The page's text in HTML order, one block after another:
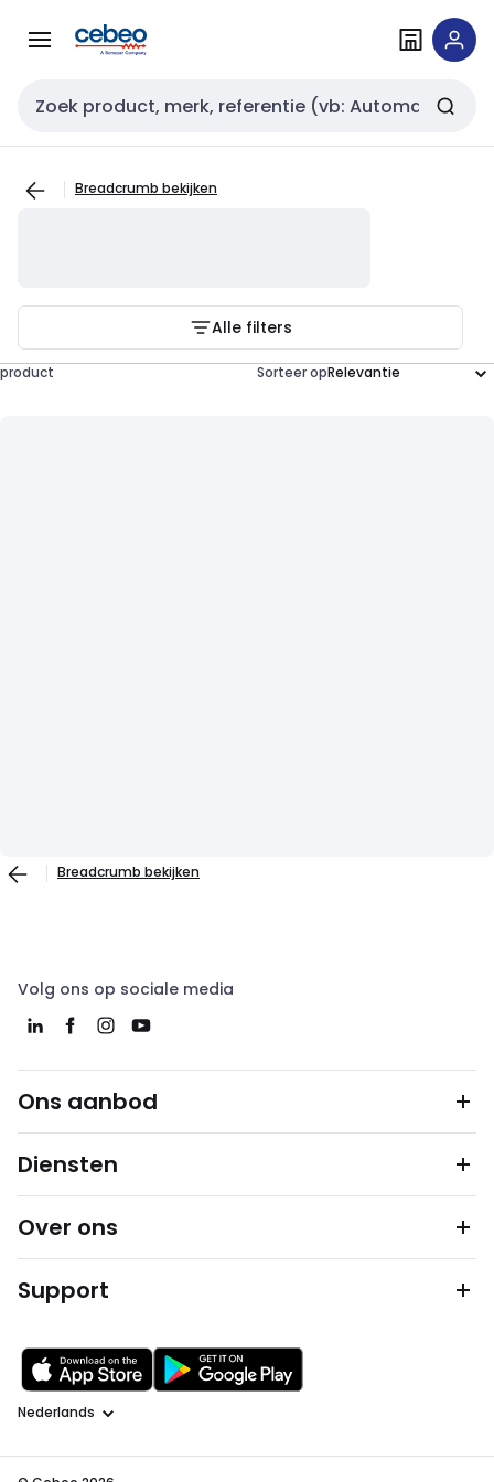
naar
naar
Zoekveld invoer
Breadcrumb bekijken
Alle filters
product Sorteer op
Breadcrumb bekijken
Volg ons op sociale media
Ons aanbod
Diensten
Over ons
Support
Taal